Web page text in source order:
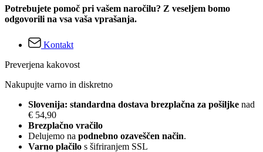
Potrebujete pomoč pri vašem naročilu? Z veseljem bomo
odgovorili na vsa vaša vprašanja.
Kontakt
Preverjena kakovost
Nakupujte varno in diskretno
Slovenija: standardna dostava brezplačna za pošiljke nad
€ 54,90
Brezplačno vračilo
Delujemo na podnebno ozaveščen način.
Varno plačilo s šifriranjem SSL